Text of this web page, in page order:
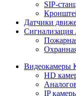
SIP-
Датчики
Сигнализация
Видеокамеры
HD
IP